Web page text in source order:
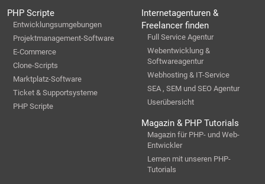
PHP Scripte
Entwicklungsumgebungen
Projektmanagement-Software
E-Commerce
Clone-Scripts
Marktplatz-Software
Ticket & Supportsysteme
PHP Scripte
Internetagenturen &
Freelancer finden
Full Service Agentur
Webentwicklung &
Softwareagentur
Webhosting & IT-Service
SEA , SEM und SEO Agentur
Userübersicht
Magazin & PHP Tutorials
Magazin für PHP- und Web-
Entwickler
Lernen mit unseren PHP-
Tutorials